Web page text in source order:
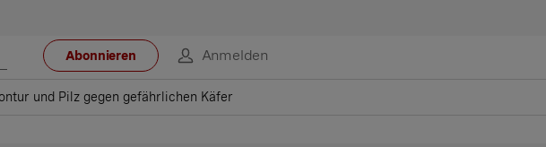
Abonnieren Anmelden
und Pilz gegen gefährlichen Käfer